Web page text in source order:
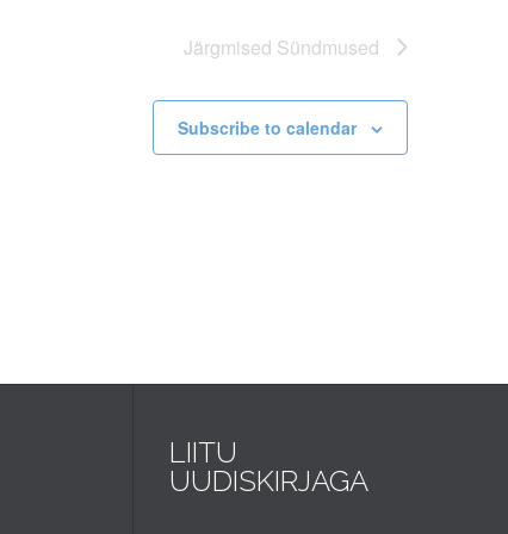
Järgmised Sündmused
Subscribe to calendar
LIITU
UUDISKIRJAGA